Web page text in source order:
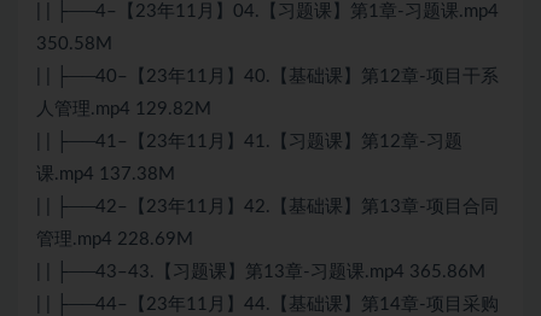
| | ├──4–【23年11月】04.【习题课】第1章-习题课.mp4
350.58M
| | ├──40–【23年11月】40.【基础课】第12章-项目干系
人管理.mp4 129.82M
| | ├──41–【23年11月】41.【习题课】第12章-习题
课.mp4 137.38M
| | ├──42–【23年11月】42.【基础课】第13章-项目合同
管理.mp4 228.69M
| | ├──43–43.【习题课】第13章-习题课.mp4 365.86M
| | ├──44–【23年11月】44.【基础课】第14章-项目采购